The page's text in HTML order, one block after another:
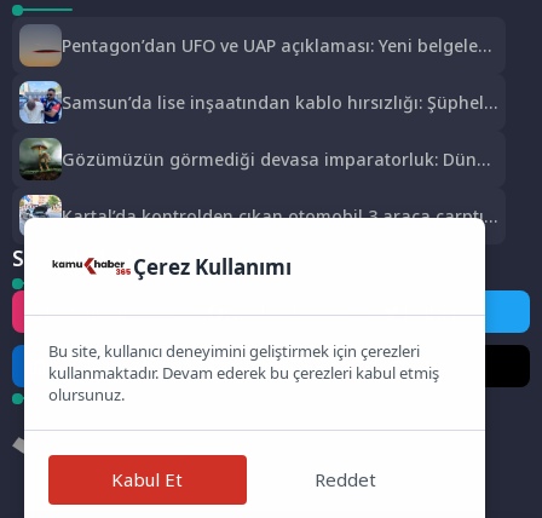
Pentagon’dan UFO ve UAP açıklaması: Yeni belgeler
Samsun’da lise inşaatından kablo hırsızlığı: Şüpheli
Gözümüzün görmediği devasa imparatorluk: Dünya
Kartal’da kontrolden çıkan otomobil 3 araca çarptı:
Sosyal Medya
Instagram Facebook Twitter
LinkedIn YouTube TikTok
Çerez Kullanımı
Bu site, kullanıcı deneyimini geliştirmek için çerezleri
kullanmaktadır. Devam ederek bu çerezleri kabul etmiş
olursunuz.
Kabul Et Reddet